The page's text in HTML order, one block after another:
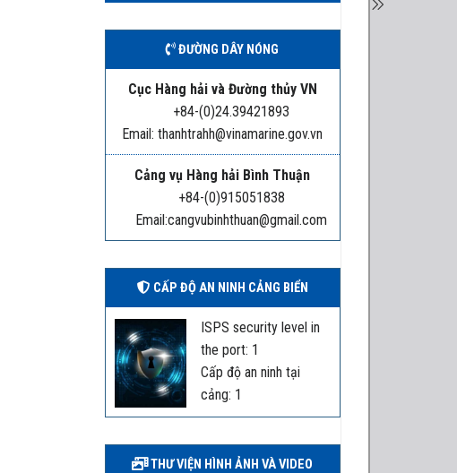
ĐƯỜNG DÂY NÓNG
Cục Hàng hải và Đường thủy VN
+84-(0)24.39421893
Email: thanhtrahh@vinamarine.gov.vn
Cảng vụ Hàng hải Bình Thuận
+84-(0)915051838
Email:cangvubinhthuan@gmail.com
CẤP ĐỘ AN NINH CẢNG BIỂN
ISPS security level in
the port: 1
Cấp độ an ninh tại
cảng: 1
THƯ VIỆN HÌNH ẢNH VÀ VIDEO